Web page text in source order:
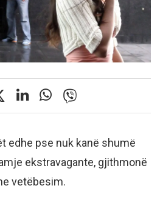
edhe pse nuk kanë shumë
ekstravagante, gjithmonë
vetëbesim.